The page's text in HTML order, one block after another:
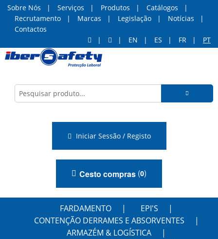
Sobre Nós Serviços Produtos
Catálogos
Recrutamento
Marcas Legislação
Notícias
Contactos
EN
ES FR PT
Iniciar Sessão / Registo
Cesto compras (0)
FARDAMENTO
EPI'S
CONTENÇÃO DERRAMES E ABSORVENTES
ARMAZÉM & LOGÍSTICA